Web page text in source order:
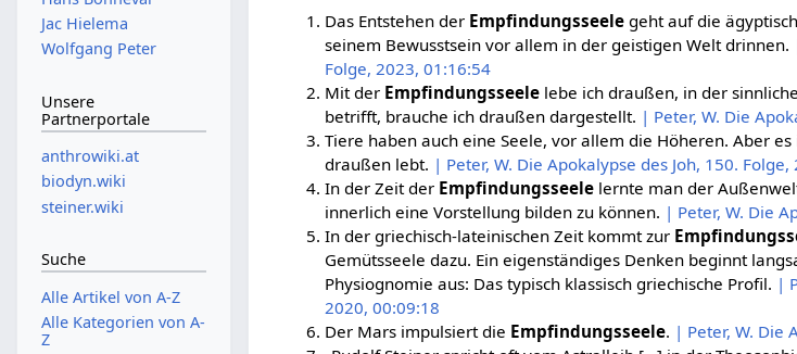
Das Entstehen der Empfindungsseele geht auf die
seinem Bewusstsein vor allem in der geistigen Welt drinnen.
Folge, 2023, 01:16:54
Mit der Empfindungsseele lebe ich draußen, in der
betrifft, brauche ich draußen dargestellt. | Peter, W. Die
Tiere haben auch eine Seele, vor allem die Höheren. Aber es
draußen lebt. | Peter, W. Die Apokalypse des Joh, 150. Folge,
In der Zeit der Empfindungsseele lernte man der
innerlich eine Vorstellung bilden zu können. | Peter, W. Die
In der griechisch-lateinischen Zeit kommt zur
Gemütsseele dazu. Ein eigenständiges Denken beginnt
Physiognomie aus: Das typisch klassisch griechische Profil. |
2020, 00:09:18
Der Mars impulsiert die Empfindungsseele. | Peter, W. Die
Jac Hielema
Wolfgang Peter
Unsere
Partnerportale
anthrowiki.at
biodyn.wiki
steiner.wiki
Suche
Alle Artikel von A-Z
Alle Kategorien von A-
Z